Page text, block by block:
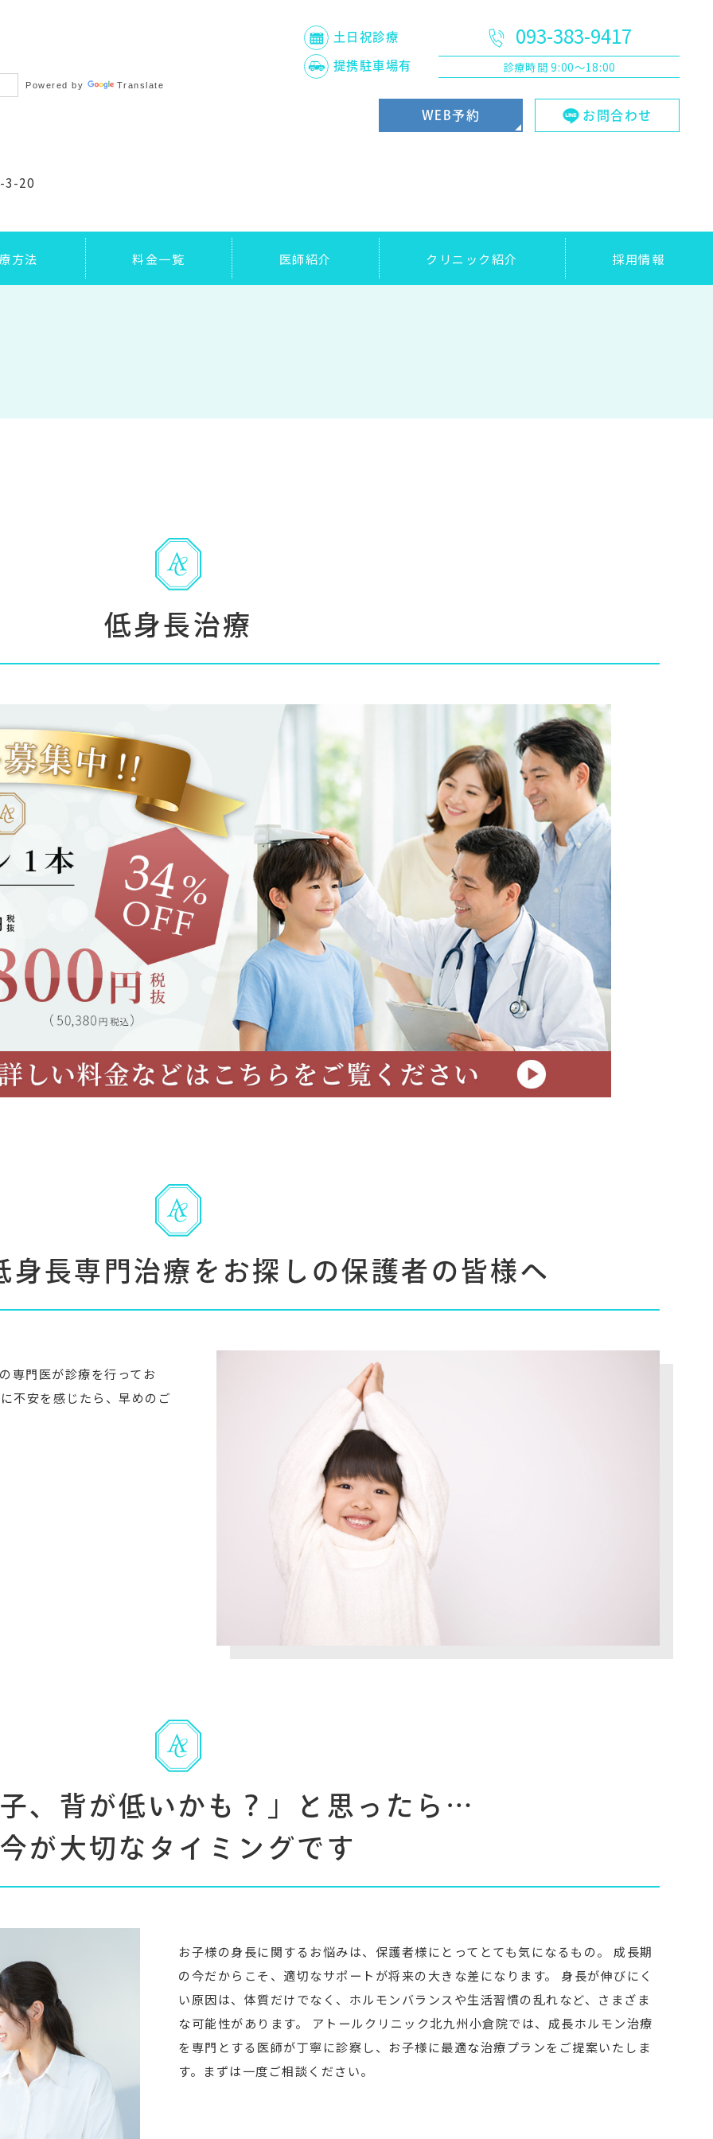
3-20
Powered by Translate
土日祝診療
提携駐車場有
093-383-9417
診療時間 9:00～18:00
WEB予約 お問合わせ
方法 料金一覧 医師紹介 クリニック紹介 採用情報
低身長治療
身長専門治療をお探しの保護者の皆様へ
専門医が診療を行ってお
不安を感じたら、早めのご
、背が低いかも？」と思ったら…
今が大切なタイミングです
お子様の身長に関するお悩みは、保護者様にとってとても気になるもの。 成長期
の今だからこそ、適切なサポートが将来の大きな差になります。 身長が伸びにく
い原因は、体質だけでなく、ホルモンバランスや生活習慣の乱れなど、さまざま
な可能性があります。 アトールクリニック北九州小倉院では、成長ホルモン治療
を専門とする医師が丁寧に診察し、お子様に最適な治療プランをご提案いたしま
す。まずは一度ご相談ください。